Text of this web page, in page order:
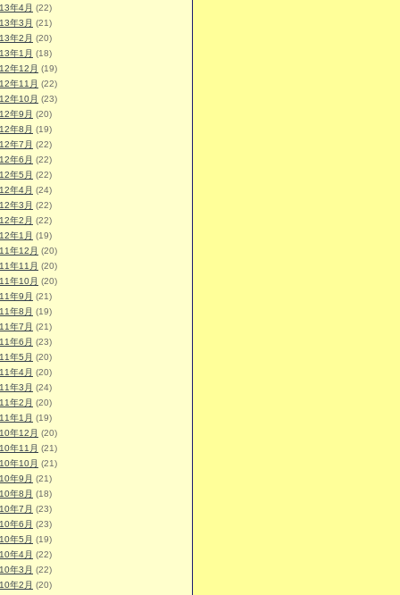
年4月 (22)
年3月 (21)
年2月 (20)
年1月 (18)
年12月 (19)
年11月 (22)
年10月 (23)
年9月 (20)
年8月 (19)
年7月 (22)
年6月 (22)
年5月 (22)
年4月 (24)
年3月 (22)
年2月 (22)
年1月 (19)
年12月 (20)
年11月 (20)
年10月 (20)
年9月 (21)
年8月 (19)
年7月 (21)
年6月 (23)
年5月 (20)
年4月 (20)
年3月 (24)
年2月 (20)
年1月 (19)
年12月 (20)
年11月 (21)
年10月 (21)
年9月 (21)
年8月 (18)
年7月 (23)
年6月 (23)
年5月 (19)
年4月 (22)
年3月 (22)
年2月 (20)